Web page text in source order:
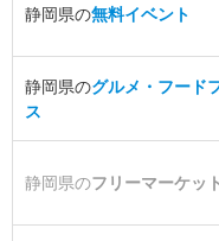
静岡県の無料イベント
静岡県のグルメ・フード
ス
静岡県のフリーマーケット